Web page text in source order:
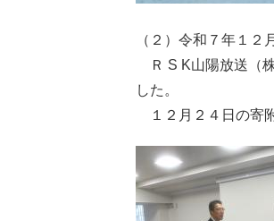
（２）令和７年１２
Ｒ S K山陽放送（
した。
１２月２４日の寄